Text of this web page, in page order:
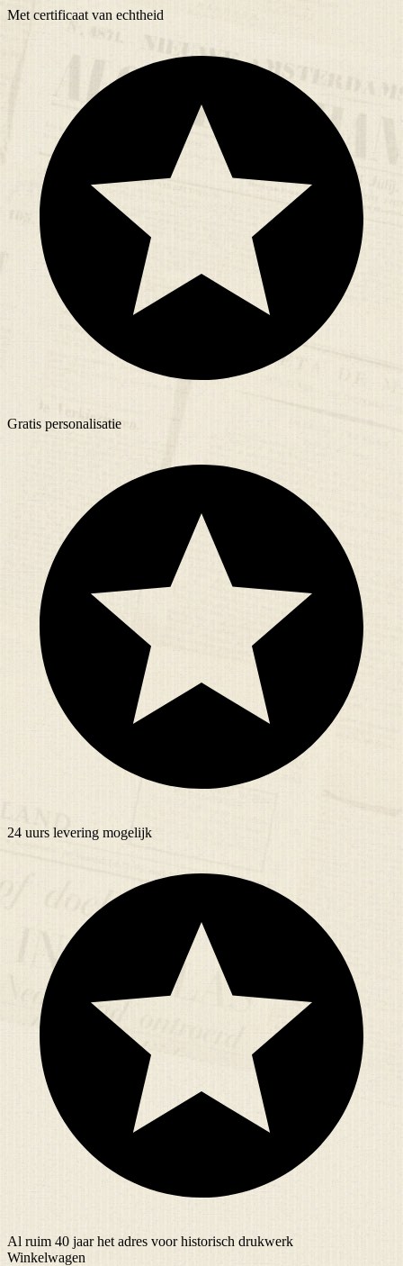
Met certificaat van echtheid
Gratis personalisatie
24 uurs levering mogelijk
Al ruim 40 jaarhet adres voor historisch drukwerk
Winkelwagen